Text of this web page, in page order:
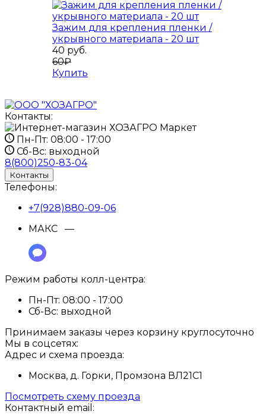
Зажим для крепления пленки /
укрывного материала - 20 шт
40 руб.
60₽
Купить
Контакты:
Пн-Пт: 08:00 - 17:00
Сб-Вс: выходной
8(800)250-83-04
Контакты
Телефоны:
+7(928)880-09-06
МАКС —
Режим работы колл-центра:
Пн-Пт: 08:00 - 17:00
Сб-Вс: выходной
Принимаем заказы через корзину круглосуточно
Мы в соцсетях:
Адрес и схема проезда:
Москва, д. Горки, Промзона ВЛ21С1
Посмотреть схему проезда
Контактный email: